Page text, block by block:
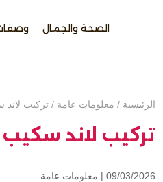
الصحة والجمال
الرئيسية / معلومات عامة /تركيب لاند
تركيب لاند سكيب
09/03/2026 | معلومات عامة